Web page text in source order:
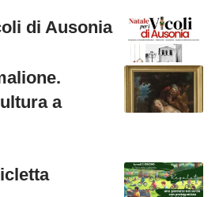
di Ausonia
a